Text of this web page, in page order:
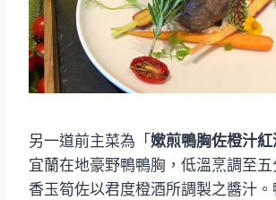
另一道前主菜為「 嫰煎鴨胸佐橙汁紅
宜蘭在地豪野鴨鴨胸，低溫烹調至
香玉筍佐以君度橙酒所調製之醬汁